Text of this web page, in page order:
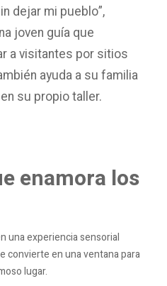
dejar mi pueblo”,
joven guía que
a visitantes por sitios
ayuda a su familia
en su propio taller.
enamora los
una experiencia sensorial
convierte en una ventana para
lugar.